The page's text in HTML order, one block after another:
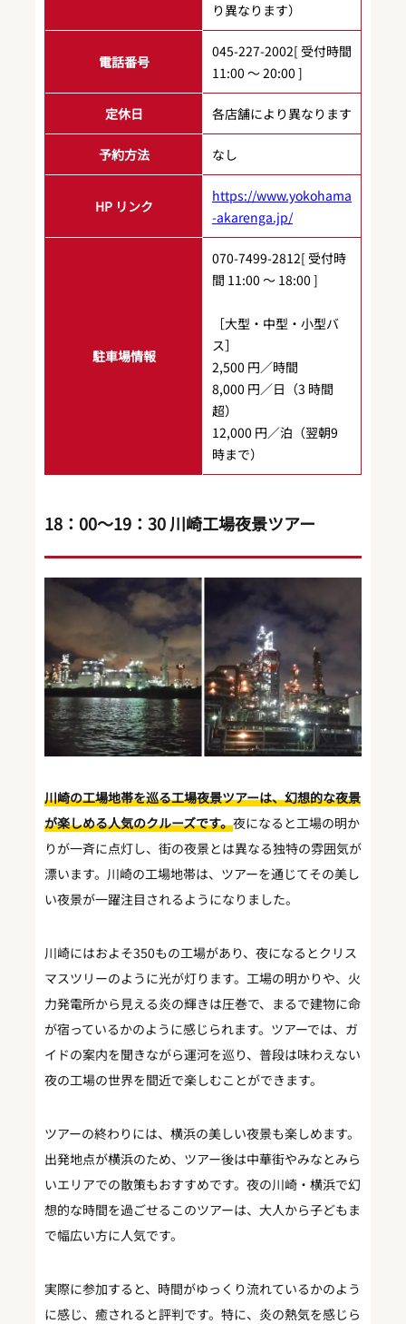
り異なります）
電話番号
045-227-2002[ 受付時間
11:00 ～ 20:00 ]
定休日 各店舗により異なります
予約方法 なし
HP リンク
https://www.yokohama
-akarenga.jp/
駐車場情報
070-7499-2812[ 受付時
間 11:00 ～ 18:00 ]
［大型・中型・小型バ
ス］
2,500 円／時間
8,000 円／日（3 時間
超）
12,000 円／泊（翌朝9
時まで）
18：00～19：30 川崎工場夜景ツアー
川崎の工場地帯を巡る工場夜景ツアーは、幻想的な夜景
が楽しめる人気のクルーズです。夜になると工場の明か
りが一斉に点灯し、街の夜景とは異なる独特の雰囲気が
漂います。川崎の工場地帯は、ツアーを通じてその美し
い夜景が一躍注目されるようになりました。
川崎にはおよそ350もの工場があり、夜になるとクリス
マスツリーのように光が灯ります。工場の明かりや、火
力発電所から見える炎の輝きは圧巻で、まるで建物に命
が宿っているかのように感じられます。ツアーでは、ガ
イドの案内を聞きながら運河を巡り、普段は味わえない
夜の工場の世界を間近で楽しむことができます。
ツアーの終わりには、横浜の美しい夜景も楽しめます。
出発地点が横浜のため、ツアー後は中華街やみなとみら
いエリアでの散策もおすすめです。夜の川崎・横浜で幻
想的な時間を過ごせるこのツアーは、大人から子どもま
で幅広い方に人気です。
実際に参加すると、時間がゆっくり流れているかのよう
に感じ、癒されると評判です。特に、炎の熱気を感じら